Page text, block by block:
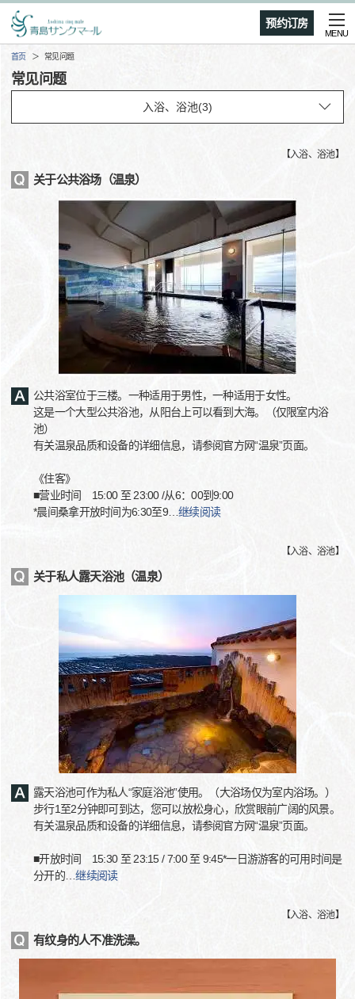
预约订房
MENU
首页 常见问题
常见问题
【入浴、浴池】
关于公共浴场（温泉）
公共浴室位于三楼。一种适用于男性，一种适用于女性。
这是一个大型公共浴池，从阳台上可以看到大海。（仅限室内浴
池）
有关温泉品质和设备的详细信息，请参阅官方网“温泉”页面。
《住客》
■营业时间 15:00 至 23:00 /从6：00到9:00
*晨间桑拿开放时间为6:30至9…继续阅读
【入浴、浴池】
关于私人露天浴池（温泉）
露天浴池可作为私人“家庭浴池”使用。（大浴场仅为室内浴场。）
步行1至2分钟即可到达，您可以放松身心，欣赏眼前广阔的风景。
有关温泉品质和设备的详细信息，请参阅官方网“温泉”页面。
■开放时间 15:30 至 23:15 / 7:00 至 9:45*一日游游客的可用时间是
分开的…继续阅读
【入浴、浴池】
有纹身的人不准洗澡。